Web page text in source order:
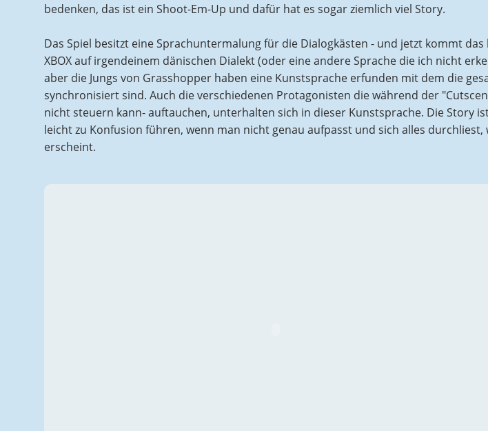
bedenken, das ist ein Shoot-Em-Up und dafür hat es sogar ziemlich viel Story.
Das Spiel besitzt eine Sprachuntermalung für die Dialogkästen - und jetzt kommt
XBOX auf irgendeinem dänischen Dialekt (oder eine andere Sprache die ich nicht
aber die Jungs von Grasshopper haben eine Kunstsprache erfunden mit dem die
synchronisiert sind. Auch die verschiedenen Protagonisten die während der
nicht steuern kann- auftauchen, unterhalten sich in dieser Kunstsprache. Die Story
leicht zu Konfusion führen, wenn man nicht genau aufpasst und sich alles durchliest,
erscheint.